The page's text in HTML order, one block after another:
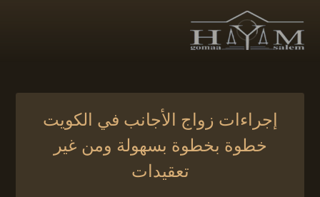
إجراءات زواج الأجانب في الكويت
خطوة بخطوة بسهولة ومن غير
تعقيدات